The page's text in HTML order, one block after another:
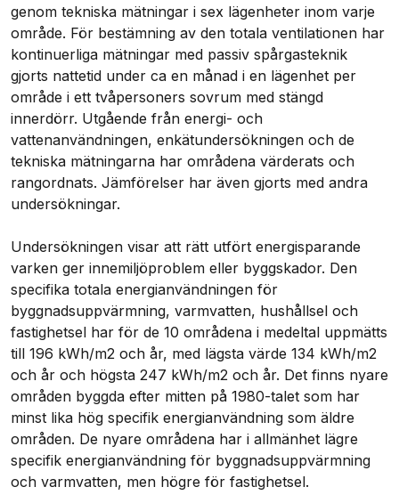
genom tekniska mätningar i sex lägenheter inom varje
område. För bestämning av den totala ventilationen har
kontinuerliga mätningar med passiv spårgasteknik
gjorts nattetid under ca en månad i en lägenhet per
område i ett tvåpersoners sovrum med stängd
innerdörr. Utgående från energi- och
vattenanvändningen, enkätundersökningen och de
tekniska mätningarna har områdena värderats och
rangordnats. Jämförelser har även gjorts med andra
undersökningar.
Undersökningen visar att rätt utfört energisparande
varken ger innemiljöproblem eller byggskador. Den
specifika totala energianvändningen för
byggnadsuppvärmning, varmvatten, hushållsel och
fastighetsel har för de 10 områdena i medeltal uppmätts
till 196 kWh/m2 och år, med lägsta värde 134 kWh/m2
och år och högsta 247 kWh/m2 och år. Det finns nyare
områden byggda efter mitten på 1980-talet som har
minst lika hög specifik energianvändning som äldre
områden. De nyare områdena har i allmänhet lägre
specifik energianvändning för byggnadsuppvärmning
och varmvatten, men högre för fastighetsel.